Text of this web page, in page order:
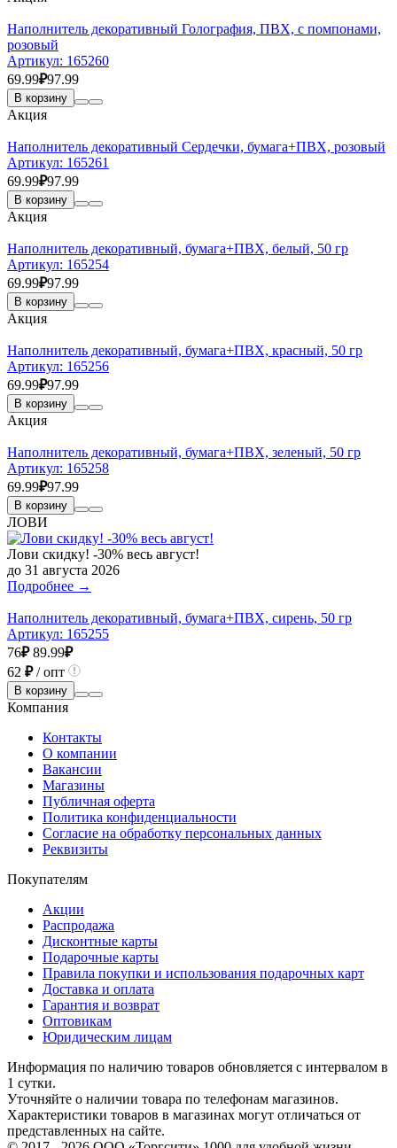
Наполнитель декоративный Голография, ПВХ, с помпонами,
розовый
Артикул: 165260
69.99₽97.99
В корзину
Акция
Наполнитель декоративный Сердечки, бумага+ПВХ, розовый
Артикул: 165261
69.99₽97.99
В корзину
Акция
Наполнитель декоративный, бумага+ПВХ, белый, 50 гр
Артикул: 165254
69.99₽97.99
В корзину
Акция
Наполнитель декоративный, бумага+ПВХ, красный, 50 гр
Артикул: 165256
69.99₽97.99
В корзину
Акция
Наполнитель декоративный, бумага+ПВХ, зеленый, 50 гр
Артикул: 165258
69.99₽97.99
В корзину
ЛОВИ
Лови скидку! -30% весь август!
до 31 августа 2026
Подробнее →
Наполнитель декоративный, бумага+ПВХ, сирень, 50 гр
Артикул: 165255
76₽ 89.99₽
62 ₽/ опт
В корзину
Компания
Контакты
О компании
Вакансии
Магазины
Публичная оферта
Политика конфиденциальности
Согласие на обработку персональных данных
Реквизиты
Покупателям
Акции
Распродажа
Дисконтные карты
Подарочные карты
Правила покупки и использования подарочных карт
Доставка и оплата
Гарантия и возврат
Оптовикам
Юридическим лицам
Информация по наличию товаров обновляется с интервалом в
1 сутки.
Уточняйте о наличии товара по телефонам магазинов.
Характеристики товаров в магазинах могут отличаться от
представленных на сайте.